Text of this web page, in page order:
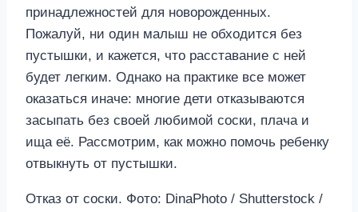
принадлежностей для новорожденных.
Пожалуй, ни один малыш не обходится без
пустышки, и кажется, что расставание с ней
будет легким. Однако на практике все может
оказаться иначе: многие дети отказываются
засыпать без своей любимой соски, плача и
ища её. Рассмотрим, как можно помочь ребенку
отвыкнуть от пустышки.
Отказ от соски. Фото: DinaPhoto / Shutterstock /